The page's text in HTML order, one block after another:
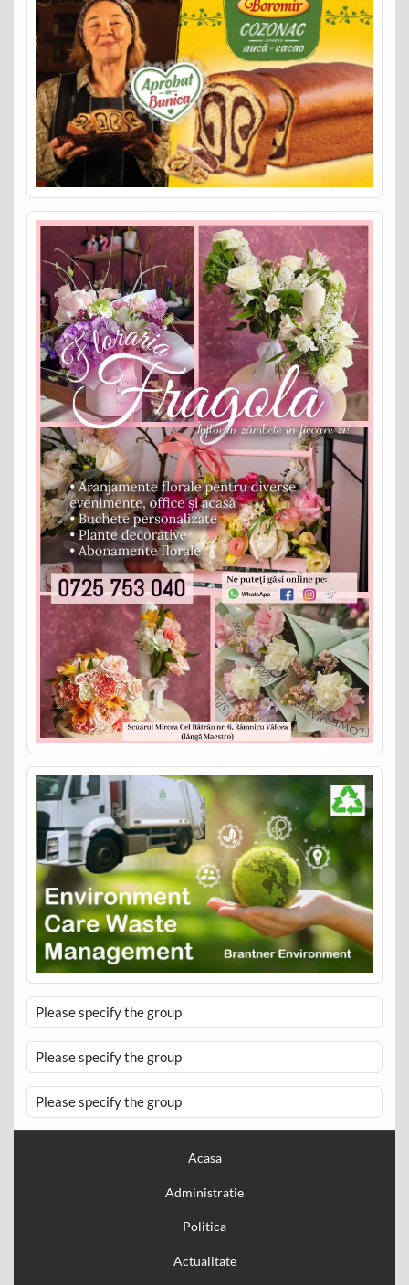
Please specify the group
Please specify the group
Please specify the group
Acasa
Administratie
Politica
Actualitate